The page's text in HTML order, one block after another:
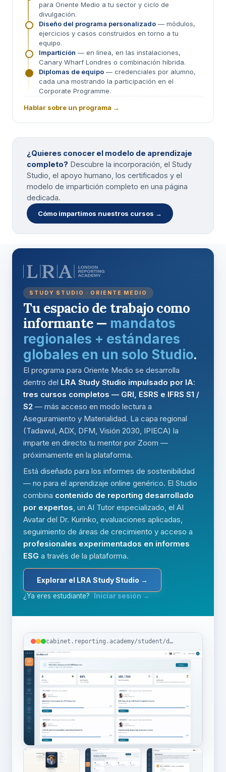
para Oriente Medio a tu sector y ciclo de
divulgación.
Diseño del programa personalizado — módulos,
ejercicios y casos construidos en torno a tu
equipo.
Impartición — en línea, en las instalaciones,
Canary Wharf Londres o combinación híbrida.
Diplomas de equipo — credenciales por alumno,
cada una mostrando la participación en el
Corporate Programme.
Hablar sobre un programa →
¿Quieres conocer el modelo de aprendizaje
completo? Descubre la incorporación, el Study
Studio, el apoyo humano, los certificados y el
modelo de impartición completo en una página
dedicada.
Cómo impartimos nuestros cursos →
STUDY STUDIO · ORIENTE MEDIO
Tu espacio de trabajo como
informante — mandatos
regionales + estándares
globales en un solo Studio.
El programa para Oriente Medio se desarrolla
dentro del LRA Study Studio impulsado por IA:
tres cursos completos — GRI, ESRS e IFRS S1 /
S2 — más acceso en modo lectura a
Aseguramiento y Materialidad. La capa regional
(Tadawul, ADX, DFM, Visión 2030, IPIECA) la
imparte en directo tu mentor por Zoom —
próximamente en la plataforma.
Está diseñado para los informes de sostenibilidad
— no para el aprendizaje online genérico. El Studio
combina contenido de reporting desarrollado
por expertos, un AI Tutor especializado, el AI
Avatar del Dr. Kurinko, evaluaciones aplicadas,
seguimiento de áreas de crecimiento y acceso a
profesionales experimentados en informes
ESG a través de la plataforma.
Explorar el LRA Study Studio →
¿Ya eres estudiante? Iniciar sesión →
cabinet.reporting.academy/student/dashboard